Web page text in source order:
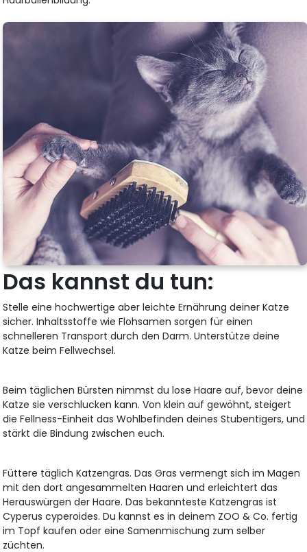
Das kannst du tun:
Stelle eine hochwertige aber leichte Ernährung deiner Katze
sicher. Inhaltsstoffe wie Flohsamen sorgen für einen
schnelleren Transport durch den Darm. Unterstütze deine
Katze beim Fellwechsel.
Beim täglichen Bürsten nimmst du lose Haare auf, bevor deine
Katze sie verschlucken kann. Von klein auf gewöhnt, steigert
die Fellness-Einheit das Wohlbefinden deines Stubentigers, und
stärkt die Bindung zwischen euch.
Füttere täglich Katzengras. Das Gras vermengt sich im Magen
mit den dort angesammelten Haaren und erleichtert das
Herauswürgen der Haare. Das bekannteste Katzengras ist
Cyperus cyperoides. Du kannst es in deinem ZOO & Co. fertig
im Topf kaufen oder eine Samenmischung zum selber
züchten.